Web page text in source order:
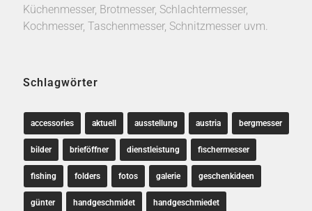
Küchenmesser, Brotmesser, Schlachtermesser,
Kochmesser, Taschenmesser, Schnitzmesser uvm.
Schlagwörter
accessories aktuell ausstellung austria bergmesser
bilder brieföffner dienstleistung fischermesser
fishing folders fotos galerie geschenkideen
günter handgeschmidet handgeschmiedet